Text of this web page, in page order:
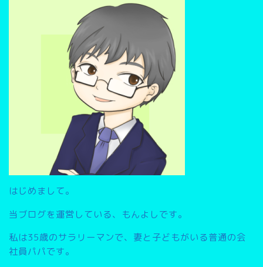
はじめまして。
当ブログを運営している、もんよしです。
私は35歳のサラリーマンで、妻と子どもがいる普通の会
社員パパです。